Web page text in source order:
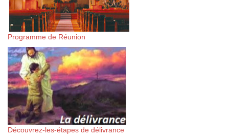
Programme de Réunion
Découvrez-les-étapes de délivrance